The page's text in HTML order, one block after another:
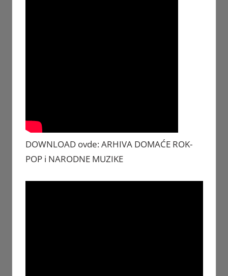
DOWNLOAD ovde: ARHIVA DOMAĆE ROK-
POP i NARODNE MUZIKE